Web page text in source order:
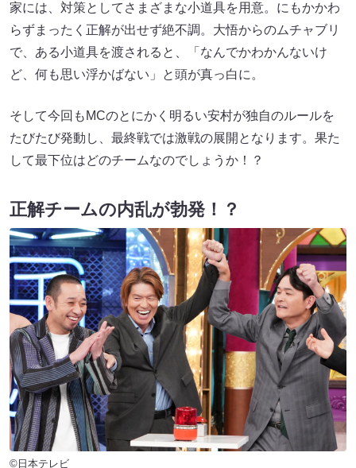
家には、対策としてさまざまな小道具を用意。にもかかわ
らずまったく正解が出せず絶不調。大悟からのムチャブリ
で、ある小道具を渡されると、「なんでかわかんないけ
ど、何も思い浮かばない」と頭が真っ白に。
そして今回もMCのとにかく明るい安村が独自のルールを
たびたび発動し、最終戦では激戦の展開となります。果た
して最下位はどのチームなのでしょうか！？
正解チームの内乱が勃発！？
©日本テレビ